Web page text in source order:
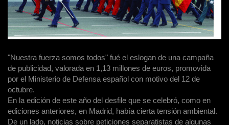
"Nuestra fuerza somos todos" fué el eslogan de una campaña
de publicidad, valorada en 1,13 millones de euros, promovida
por el Ministerio de Defensa español con motivo del 12 de
octubre.
En la edición de este año del desfile que se celebró, como en
ediciones anteriores, en Madrid, había cierta tensión ambiental.
De un lado, noticias sobre peticiones separatistas de algunas